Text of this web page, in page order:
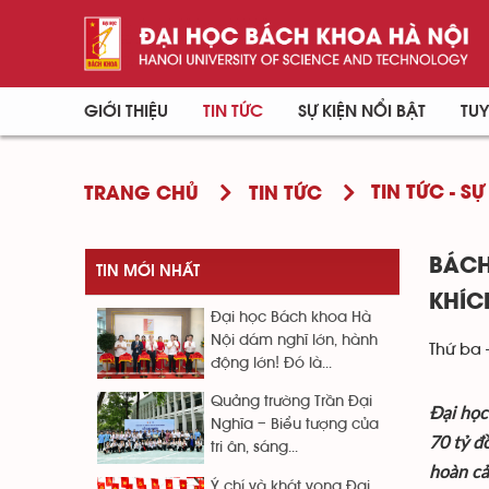
GIỚI THIỆU TIN TỨC SỰ KIỆN NỔI BẬT
TRANG CHỦ TIN TỨC TIN TỨC - SỰ
Thứ ba
Đại
70 tỷ
hoàn
TIN MỚI NHẤT
Đại học Bách khoa Hà
Nội dám nghĩ lớn, hành
động lớn! Đó là...
Quảng trường Trần Đại
Nghĩa – Biểu tượng của
tri ân, sáng...